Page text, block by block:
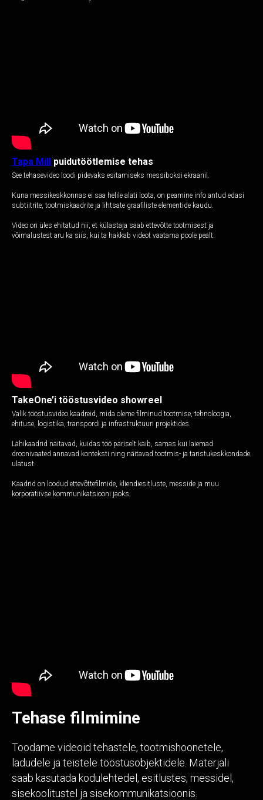
Tapa Mill puidutöötlemise tehas
See tehasevideo loodi pidevaks esitamiseks messiboksi ekraanil.
Kuna messikeskkonnas ei saa helile alati loota, on peamine info antud edasi
subtiitrite, tootmiskaadrite ja lihtsate graafiliste elementide kaudu.
Video on üles ehitatud nii, et külastaja saab ettevõtte tootmisest ja
võimalustest aru ka siis, kui ta hakkab videot vaatama poole pealt.
TakeOne’i tööstusvideo showreel
Valik tööstusvideo kaadreid, mida oleme filminud tootmise, tehnoloogia,
ehituse, logistika, transpordi ja infrastruktuuri projektides.
Lähikaadrid näitavad, kuidas töö päriselt käib, samas kui laiemad
droonivaated annavad konteksti ning näitavad tootmis- ja taristukeskkondade
ulatust.
Kaadrid on loodud ettevõttefilmide, kliendiesitluste, messide ja muu
korporatiivse kommunikatsiooni jaoks.
Tehase filmimine
Toodame videoid tehastele, tootmishoonetele,
ladudele ja teistele tööstusobjektidele. Materjali
saab kasutada kodulehtedel, esitlustes, messidel,
sisekoolitustel ja sisekommunikatsioonis.